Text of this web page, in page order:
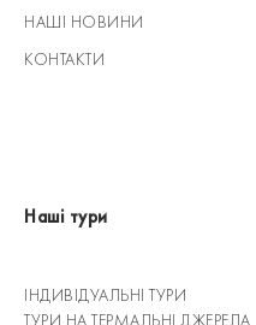
НАШІ НОВИНИ
КОНТАКТИ
Наші тури
ІНДИВІДУАЛЬНІ ТУРИ
ТУРИ НА ТЕРМАЛЬНІ ДЖЕРЕЛА